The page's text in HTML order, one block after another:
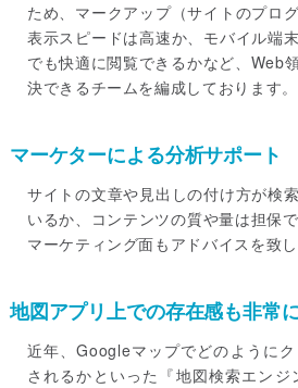
ため、マークアップ（サイトのプロ
表示スピードは高速か、モバイル端
でも快適に閲覧できるかなど、Web
決できるチームを編成しております。
マーケターによる分析サポート
サイトの文章や見出しの付け方が検
いるか、コンテンツの質や量は担保
マーケティング面もアドバイスを致し
地図アプリ上での存在感も非常
近年、Googleマップでどのように
されるかといった『地図検索エン